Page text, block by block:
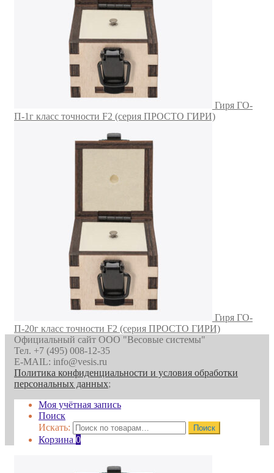
Гиря ГО-
П-1г класс точности F2 (серия ПРОСТО ГИРИ)
Гиря ГО-
П-20г класс точности F2 (серия ПРОСТО ГИРИ)
Официальный сайт ООО "Весовые системы"
Тел. +7 (495) 008-12-35
E-MAIL: info@vesis.ru
Политика конфиденциальности и условия обработки
персональных данных;
Моя учётная запись
Поиск
Искать:
Поиск
Корзина 0